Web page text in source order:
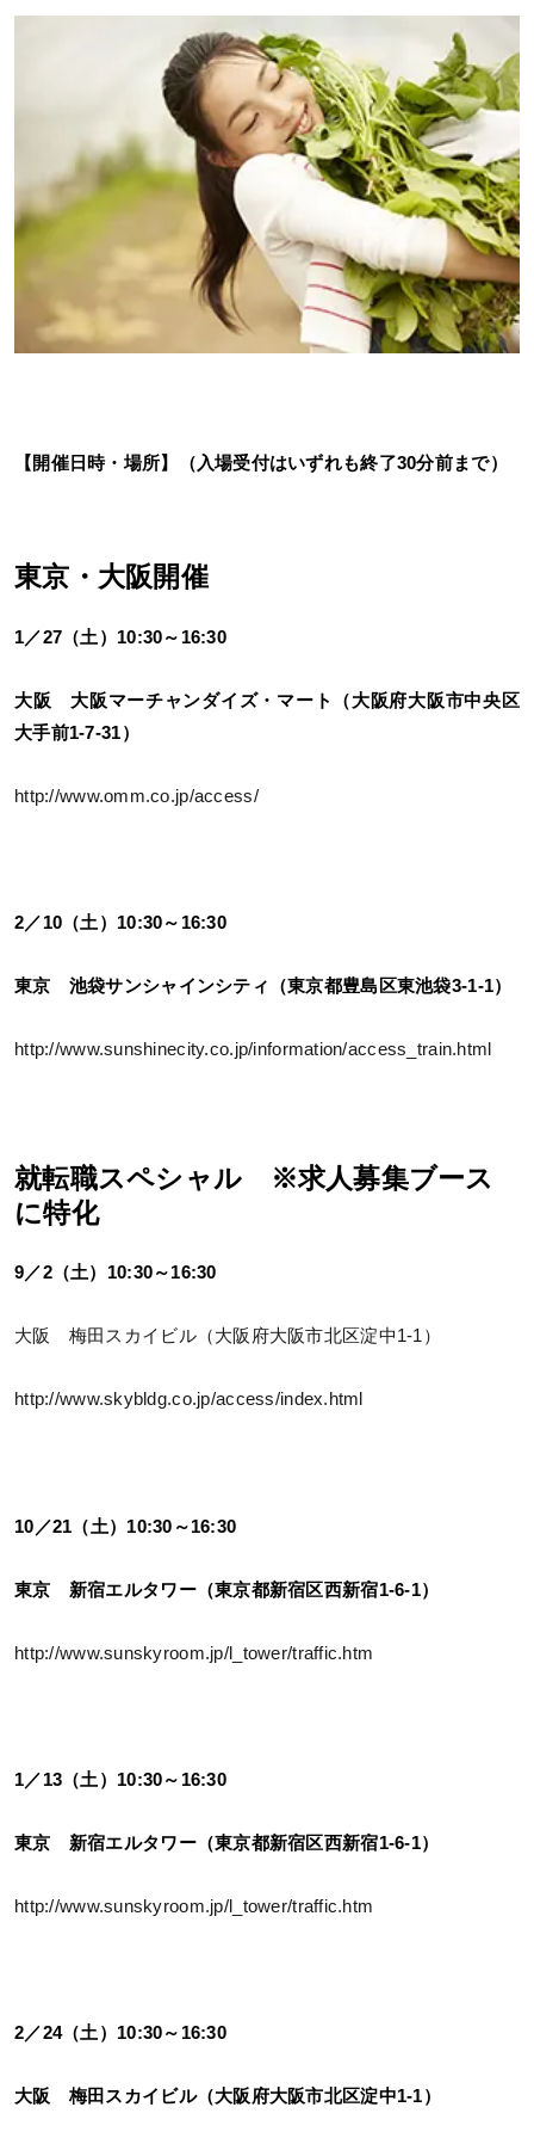
【開催日時・場所】（入場受付はいずれも終了30分前まで）
東京・大阪開催
1／27（土）10:30～16:30
大阪 大阪マーチャンダイズ・マート（大阪府大阪市中央区
大手前1-7-31）
http://www.omm.co.jp/access/
2／10（土）10:30～16:30
東京 池袋サンシャインシティ（東京都豊島区東池袋3-1-1）
http://www.sunshinecity.co.jp/information/access_train.html
就転職スペシャル ※求人募集ブース
に特化
9／2（土）10:30～16:30
大阪 梅田スカイビル（大阪府大阪市北区淀中1-1）
http://www.skybldg.co.jp/access/index.html
10／21（土）10:30～16:30
東京 新宿エルタワー（東京都新宿区西新宿1-6-1）
http://www.sunskyroom.jp/l_tower/traffic.htm
1／13（土）10:30～16:30
東京 新宿エルタワー（東京都新宿区西新宿1-6-1）
http://www.sunskyroom.jp/l_tower/traffic.htm
2／24（土）10:30～16:30
大阪 梅田スカイビル（大阪府大阪市北区淀中1-1）